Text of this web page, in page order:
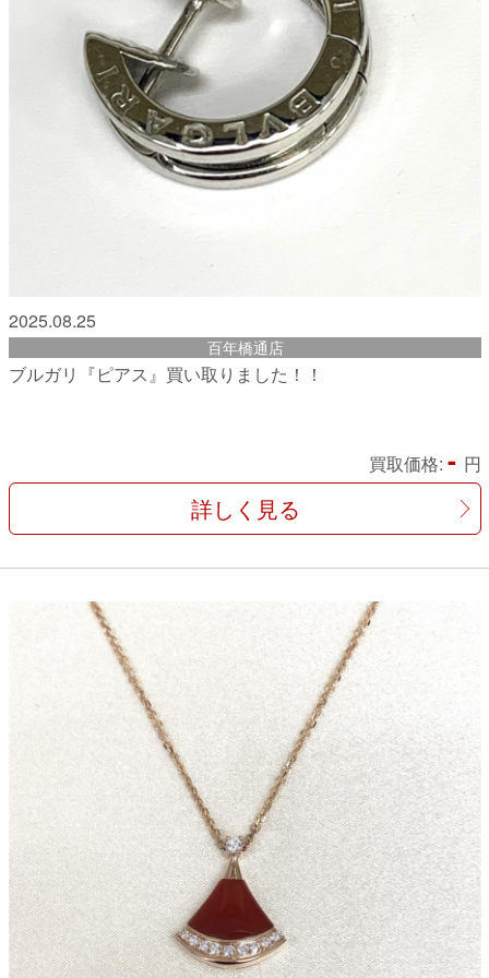
2025.08.25
百年橋通店
ブルガリ『ピアス』買い取りました！！
買取価格: - 円
詳しく見る